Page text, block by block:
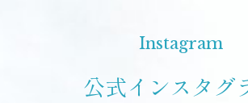
Instagram
公式インスタグ